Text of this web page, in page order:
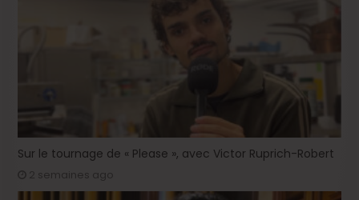
Sur le tournage de « Please », avec Victor Ruprich-Robert
2 semaines ago